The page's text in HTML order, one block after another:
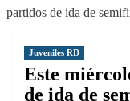
partidos de ida de
Juveniles RD
Este
de ida de